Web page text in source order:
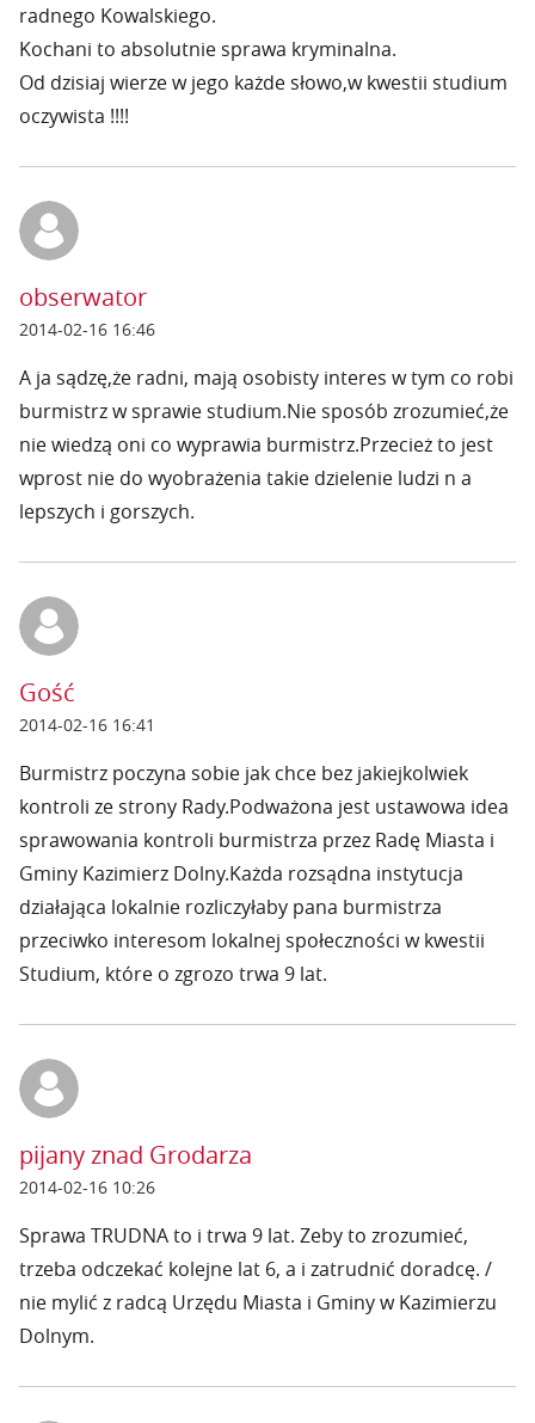
radnego Kowalskiego.
Kochani to absolutnie sprawa kryminalna.
Od dzisiaj wierze w jego każde słowo,w kwestii studium
oczywista !!!!
obserwator
2014-02-16 16:46
A ja sądzę,że radni, mają osobisty interes w tym co robi
burmistrz w sprawie studium.Nie sposób zrozumieć,że
nie wiedzą oni co wyprawia burmistrz.Przecież to jest
wprost nie do wyobrażenia takie dzielenie ludzi n a
lepszych i gorszych.
Gość
2014-02-16 16:41
Burmistrz poczyna sobie jak chce bez jakiejkolwiek
kontroli ze strony Rady.Podważona jest ustawowa idea
sprawowania kontroli burmistrza przez Radę Miasta i
Gminy Kazimierz Dolny.Każda rozsądna instytucja
działająca lokalnie rozliczyłaby pana burmistrza
przeciwko interesom lokalnej społeczności w kwestii
Studium, które o zgrozo trwa 9 lat.
pijany znad Grodarza
2014-02-16 10:26
Sprawa TRUDNA to i trwa 9 lat. Zeby to zrozumieć,
trzeba odczekać kolejne lat 6, a i zatrudnić doradcę. /
nie mylić z radcą Urzędu Miasta i Gminy w Kazimierzu
Dolnym.